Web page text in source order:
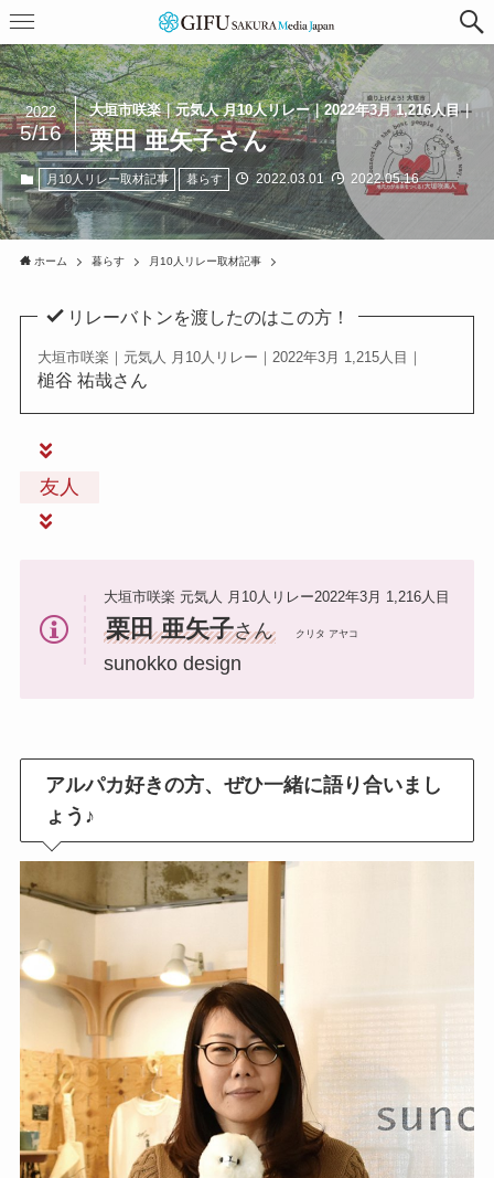
大垣市咲楽｜元気人 月10人リレー｜2022年3月 1,216人目｜
栗田 亜矢子さん
2022
5/16
月10人リレー取材記事 暮らす 2022.03.01 2022.05.16
ホーム 暮らす 月10人リレー取材記事
リレーバトンを渡したのはこの方！
大垣市咲楽｜元気人 月10人リレー｜2022年3月 1,215人目｜
槌谷 祐哉さん
友人
大垣市咲楽 元気人 月10人リレー2022年3月 1,216人目
栗田 亜矢子さん クリタ アヤコ
sunokko design
アルパカ好きの方、ぜひ一緒に語り合いまし
ょう♪